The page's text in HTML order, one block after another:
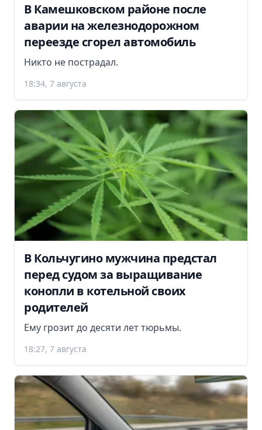
В Камешковском районе после
аварии на железнодорожном
переезде сгорел автомобиль
Никто не пострадал.
18:34, 7 августа
В Кольчугино мужчина предстал
перед судом за выращивание
конопли в котельной своих
родителей
Ему грозит до десяти лет тюрьмы.
18:27, 7 августа